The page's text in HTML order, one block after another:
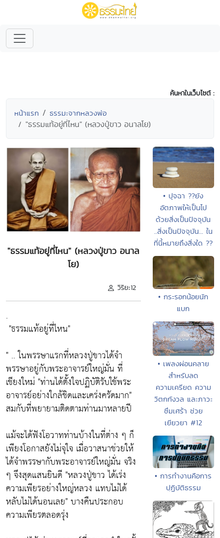
ค้นหาในเว็บไซต์ :
หน้าแรก ธรรมะจากหลวงพ่อ
"ธรรมแท้อยู่ที่ไหน" (หลวงปู่ขาว อนาลโย)
"ธรรมแท้อยู่ที่ไหน" (หลวงปู่ขาว อนาล
โย)
วิริยะ12
.
"ธรรมแท้อยู่ที่ไหน"
" .. ในพรรษาแรกที่หลวงปู่ขาวได้จำ
พรรษาอยู่กับพระอาจารย์ใหญ่มั่น ที่
เชียงใหม่ "ท่านได้ตั้งใจปฏิบัติรับใช้พระ
อาจารย์อย่างใกล้ชิดและเคร่งครัดมาก"
สมกับที่พยายามติดตามท่านมาหลายปี
แม้จะได้ฟังโอวาทท่านบ้างในที่ต่าง ๆ ก็
เพียงโอกาสยังไม่จุใจ เมื่อวาสนาช่วยให้
ได้จำพรรษากับพระอาจารย์ใหญ่มั่น จริง
ๆ จึงสุดแสนยินดี "หลวงปู่ขาว ได้เร่ง
ความเพียรอย่างใหญ่หลวง แทบไม่ได้
หลับไม่ได้นอนเลย"บางคืนประกอบ
ความเพียรตลอดรุ่ง
• ปุจฉา ??ยัง
อัตภาพให้เป็นไป
ด้วยสิ่งเป็นปัจจุบัน
..สิ่งเป็นปัจจุบัน... ใน
ที่นี้หมายถึงสิ่งใด ??
• กระรอกน้อยนัก
แบก
• เพลงผ่อนคลาย
สำหรับลด
ความเครียด ความ
วิตกกังวล และภาวะ
ซึมเศร้า ช่วย
เยียวยา #12
• การทำงานคือการ
ปฺฏิบัติธรรม